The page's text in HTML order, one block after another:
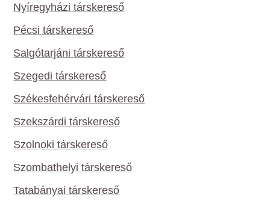
Nyíregyházi társkereső
Pécsi társkereső
Salgótarjáni társkereső
Szegedi társkereső
Székesfehérvári társkereső
Szekszárdi társkereső
Szolnoki társkereső
Szombathelyi társkereső
Tatabányai társkereső